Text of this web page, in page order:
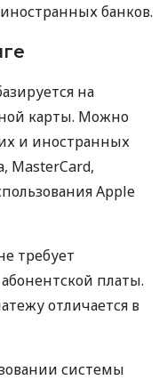
банков.
на
карты. Можно
и иностранных
MasterCard,
Apple
требует
платы.
отличается в
системы